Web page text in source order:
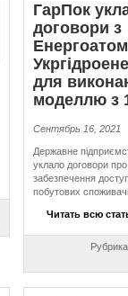
ГарПок
договори з
для
моделлю з
Сентябрь 16, 2021
Державне
уклало договори
забезпечення
побутових
Читать всю